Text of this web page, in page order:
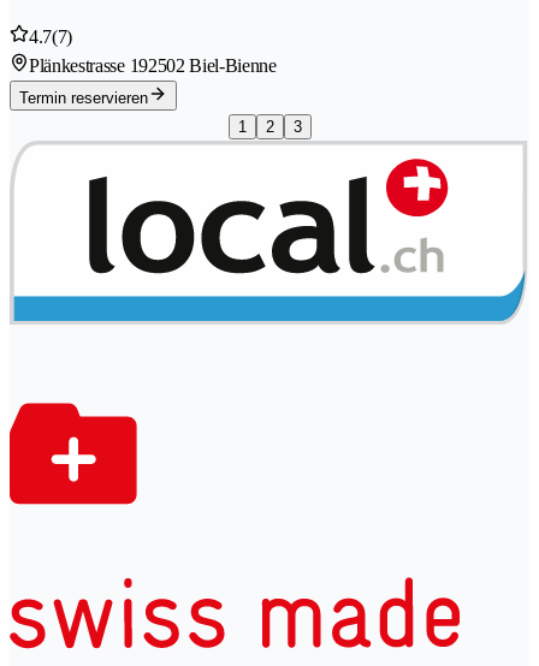
4.7(7)
Plänkestrasse 192502 Biel-Bienne
Termin reservieren
1
2 3